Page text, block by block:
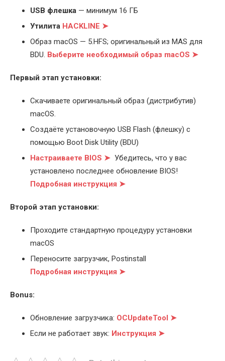
USB флешка — минимум 16 ГБ
Утилита HACKLINE ➤
Образ macOS — 5.HFS; оригинальный из MAS для
BDU. Выберите необходимый образ macOS ➤
Первый этап установки:
Скачиваете оригинальный образ (дистрибутив)
macOS.
Создаёте установочную USB Flash (флешку) с
помощью Boot Disk Utility (BDU)
Настраиваете BIOS ➤ Убедитесь, что у вас
установлено последнее обновление BIOS!
Подробная инструкция ➤
Второй этап установки:
Проходите стандартную процедуру установки
macOS
Переносите загрузчик, Postinstall
Подробная инструкция ➤
Bonus:
Обновление загрузчика: OCUpdateTool ➤
Если не работает звук: Инструкция ➤